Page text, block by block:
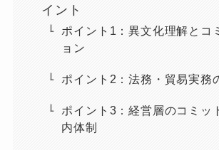
イント
ポイント1：異文化理解とコ
ョン
ポイント2：法務・貿易実務
ポイント3：経営層のコミッ
内体制